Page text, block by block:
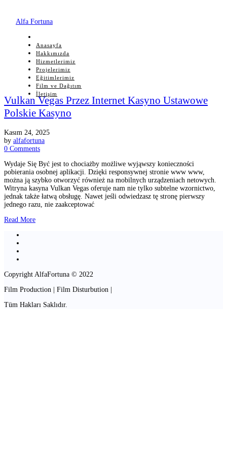
Alfa Fortuna
Anasayfa
Hakkımızda
Hizmetlerimiz
Projelerimiz
Eğitimlerimiz
Film ve Dağıtım
İletişim
Vulkan Vegas Przez Internet Kasyno Ustawowe
Polskie Kasyno
Kasım 24, 2025
by alfafortuna
0 Comments
Wydaje Się Być jest to chociażby możliwe wyjąwszy konieczności
pobierania osobnej aplikacji. Dzięki responsywnej stronie www www,
można ją szybko otworzyć również na mobilnych urządzeniach netowych.
Witryna kasyna Vulkan Vegas oferuje nam nie tylko subtelne wzornictwo,
jednak także łatwą obsługę. Nawet jeśli odwiedzasz tę stronę pierwszy
jednego razu, nie zaakceptować
Read More
Copyright AlfaFortuna © 2022
Film Production | Film Disturbution |
Tüm Hakları Saklıdır.